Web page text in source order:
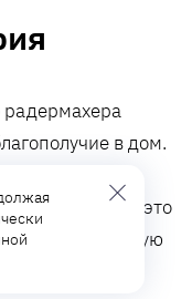
радермахера
в дом.
связывают это
финансовую
странах Азии